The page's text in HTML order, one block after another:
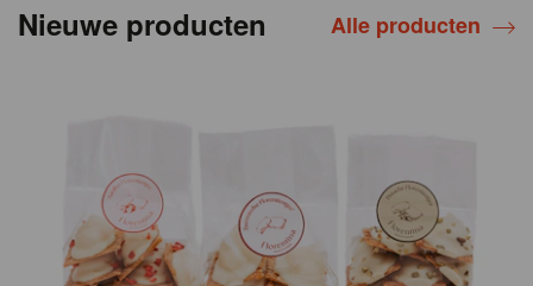
Nieuwe producten Alle producten